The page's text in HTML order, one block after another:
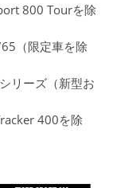
800 Tourを除
（限定車を除
リーズ（新型お
400を除